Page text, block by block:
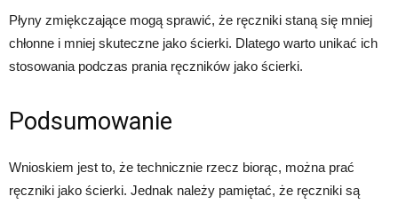
Płyny zmiękczające mogą sprawić, że ręczniki staną się mniej
chłonne i mniej skuteczne jako ścierki. Dlatego warto unikać ich
stosowania podczas prania ręczników jako ścierki.
Podsumowanie
Wnioskiem jest to, że technicznie rzecz biorąc, można prać
ręczniki jako ścierki. Jednak należy pamiętać, że ręczniki są